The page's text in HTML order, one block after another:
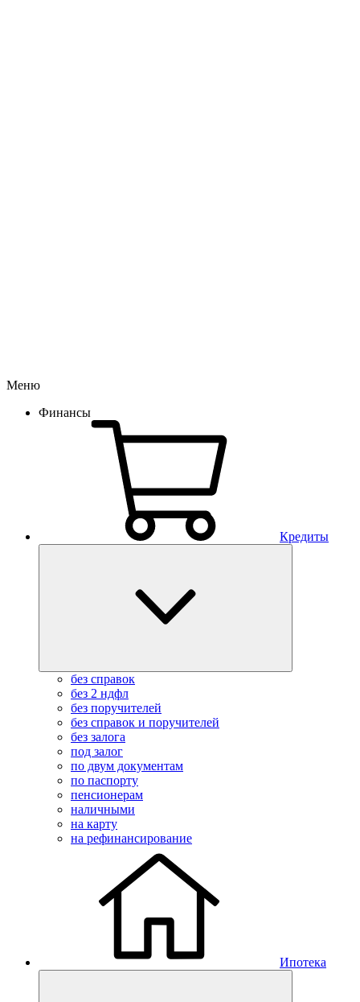
Меню
Финансы
Кредиты
без справок
без 2 ндфл
без поручителей
без справок и поручителей
без залога
под залог
по двум документам
по паспорту
пенсионерам
наличными
на карту
на рефинансирование
Ипотека